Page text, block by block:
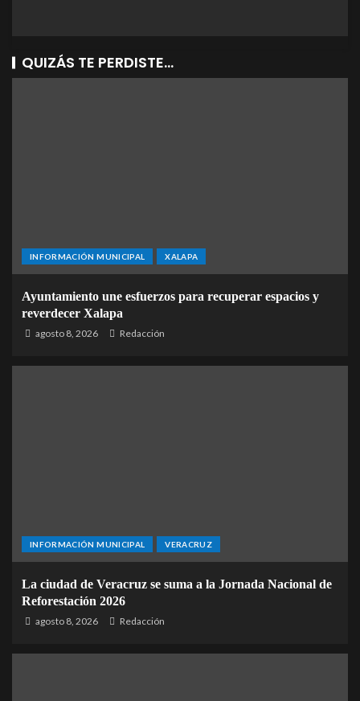
QUIZÁS TE PERDISTE...
INFORMACIÓN MUNICIPAL XALAPA
Ayuntamiento une esfuerzos para recuperar espacios y
reverdecer Xalapa
agosto 8, 2026 Redacción
INFORMACIÓN MUNICIPAL VERACRUZ
La ciudad de Veracruz se suma a la Jornada Nacional de
Reforestación 2026
agosto 8, 2026 Redacción